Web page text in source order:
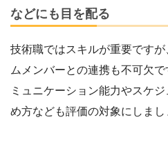
などにも目を配る
技術職ではスキルが重要です
ムメンバーとの連携も不可欠
ミュニケーション能力やスケ
め方なども評価の対象にしまし